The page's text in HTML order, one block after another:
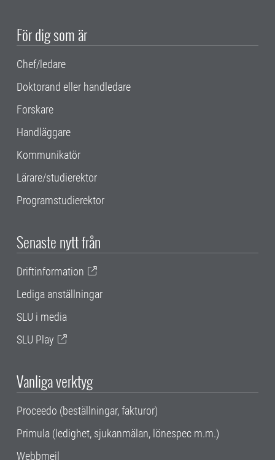
För dig som är
Chef/ledare
Doktorand eller handledare
Forskare
Handläggare
Kommunikatör
Lärare/studierektor
Programstudierektor
Senaste nytt från
Driftinformation
Lediga anställningar
SLU i media
SLU Play
Vanliga verktyg
Proceedo (beställningar, fakturor)
Primula (ledighet, sjukanmälan, lönespec m.m.)
Webbmejl